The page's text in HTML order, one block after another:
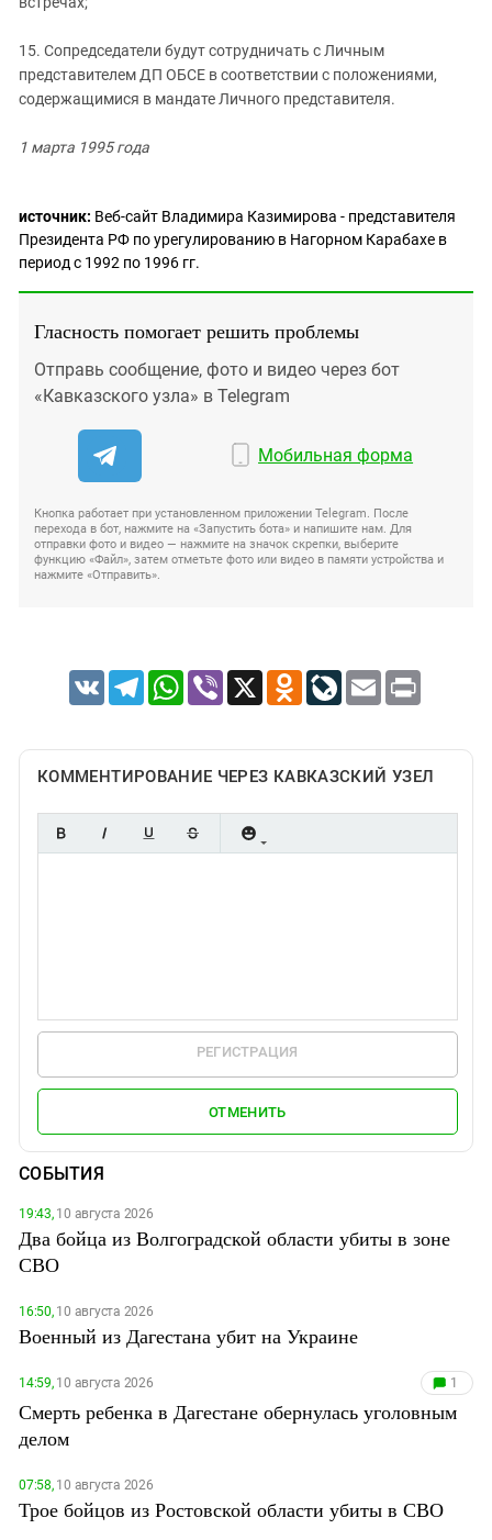
15. Сопредседатели будут сотрудничать с Личным
представителем ДП ОБСЕ в соответствии с положениями,
содержащимися в мандате Личного представителя.
1 марта 1995 года
источник: Веб-сайт Владимира Казимирова - представителя
Президента РФ по урегулированию в Нагорном Карабахе в
период с 1992 по 1996 гг.
Гласность помогает решить проблемы
Отправь сообщение, фото и видео через бот
«Кавказского узла» в Telegram
Мобильная форма
Кнопка работает при установленном приложении Telegram. После
перехода в бот, нажмите на «Запустить бота» и напишите нам. Для
отправки фото и видео — нажмите на значок скрепки, выберите
функцию «Файл», затем отметьте фото или видео в памяти устройства и
нажмите «Отправить».
VK TelegramWhatsApp
Viber X Odnoklassniki
LiveJournal
Email Print
КОММЕНТИРОВАНИЕ ЧЕРЕЗ КАВКАЗСКИЙ УЗЕЛ
РЕГИСТРАЦИЯ
ОТМЕНИТЬ
СОБЫТИЯ
19:43,10 августа 2026
Два бойца из Волгоградской области убиты в зоне
СВО
16:50,10 августа 2026
Военный из Дагестана убит на Украине
14:59,10 августа 2026 1
Смерть ребенка в Дагестане обернулась уголовным
делом
07:58,10 августа 2026
Трое бойцов из Ростовской области убиты в СВО